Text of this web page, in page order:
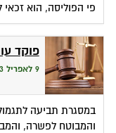
פי הפוליסה, הוא זכאי
פוקד
9 לאפריל 2003
במסגרת תביעה
והמבוטח לפשרה,